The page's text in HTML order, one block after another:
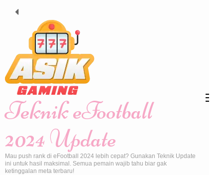
Enter)
Teknik eFootball
2024 Update
Mau push rank di eFootball 2024 lebih cepat? Gunakan Teknik Update
ini untuk hasil maksimal. Semua pemain wajib tahu biar gak
ketinggalan meta terbaru!